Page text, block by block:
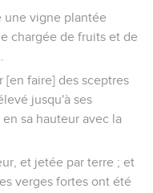
une vigne plantée
chargée de fruits et de
[en faire] des sceptres
jusqu'à ses
sa hauteur avec la
et jetée par terre ; et
verges fortes ont été